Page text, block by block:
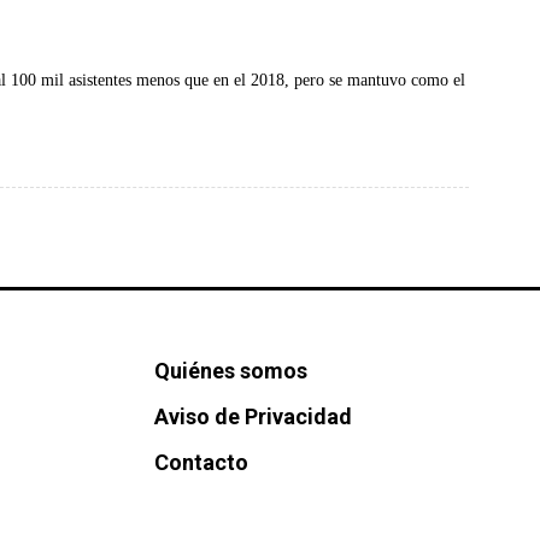
mil asistentes menos que en el 2018, pero se mantuvo como el
Quiénes somos
Aviso de Privacidad
Contacto